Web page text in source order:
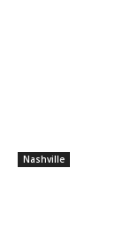
Nashville